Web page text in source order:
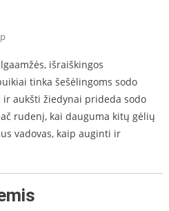
išraiškingos
tinka šešėlingoms sodo
ir aukšti žiedynai prideda sodo
rudenį, kai dauguma kitų gėlių
vadovas, kaip auginti ir